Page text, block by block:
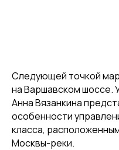
Следующей точкой
на Варшавском шоссе.
Анна Вязанкина
особенности
класса,
Москвы-реки.